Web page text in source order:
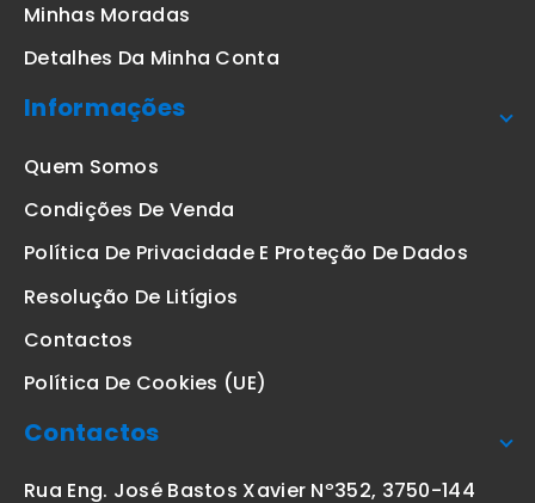
Minhas Moradas
Detalhes Da Minha Conta
Informações
Quem Somos
Condições De Venda
Política De Privacidade E Proteção De Dados
Resolução De Litígios
Contactos
Política De Cookies (UE)
Contactos
Rua Eng. José Bastos Xavier Nº352, 3750-144